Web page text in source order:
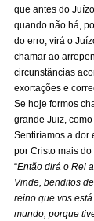
que antes do
quando não há,
do erro, virá o
chamar ao
circunstâncias
exortações e
Se hoje formos
grande Juiz,
Sentiríamos a dor
por Cristo mais
“Então dirá o Rei
Vinde, benditos
reino que vos
mundo; porque